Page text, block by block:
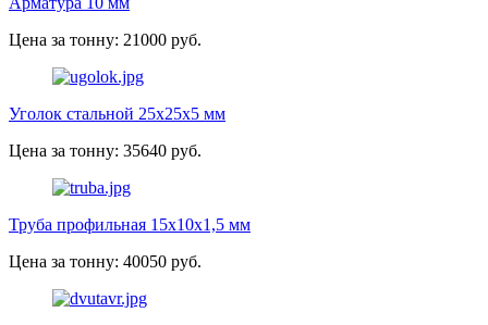
Цена за тонну: 21000 руб.
Уголок стальной 25х25х5 мм
Цена за тонну: 35640 руб.
Труба профильная 15х10х1,5 мм
Цена за тонну: 40050 руб.